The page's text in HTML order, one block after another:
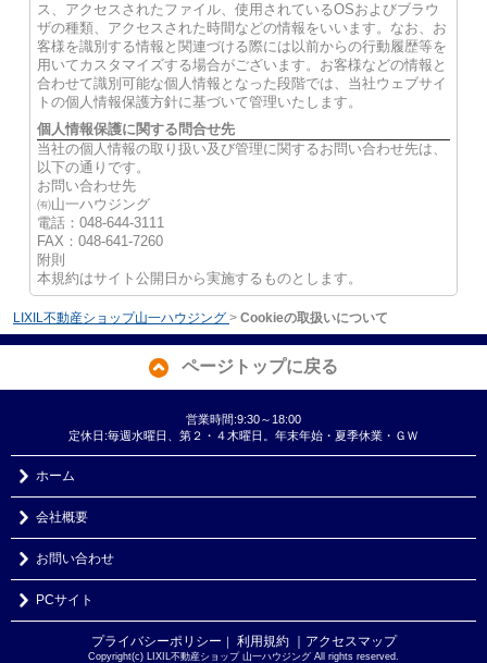
ス、アクセスされたファイル、使用されているOSおよびブラウ
ザの種類、アクセスされた時間などの情報をいいます。なお、お
客様を識別する情報と関連づける際には以前からの行動履歴等を
用いてカスタマイズする場合がございます。お客様などの情報と
合わせて識別可能な個人情報となった段階では、当社ウェブサイ
トの個人情報保護方針に基づいて管理いたします。
個人情報保護に関する問合せ先
当社の個人情報の取り扱い及び管理に関するお問い合わせ先は、
以下の通りです。
お問い合わせ先
㈲山一ハウジング
電話：048-644-3111
FAX：048-641-7260
附則
本規約はサイト公開日から実施するものとします。
LIXIL不動産ショップ山一ハウジング > Cookieの取扱いについて
ページトップに戻る
営業時間:9:30～18:00
定休日:毎週水曜日、第２・４木曜日。年末年始・夏季休業・ＧＷ
ホーム
会社概要
お問い合わせ
PCサイト
プライバシーポリシー ｜ 利用規約 ｜アクセスマップ
Copyright(c) LIXIL不動産ショップ 山一ハウジング All rights reserved.